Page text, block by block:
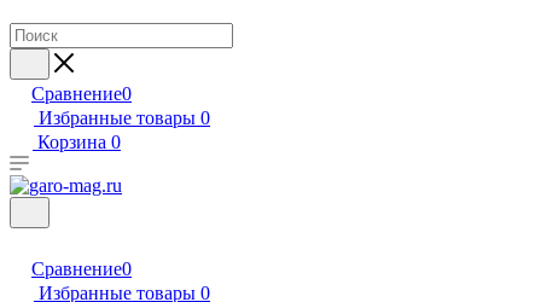
Сравнение0
Избранные товары 0
Корзина 0
Сравнение0
Избранные товары 0